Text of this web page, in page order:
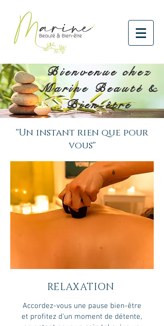
Bienvenue chez
Marine Beauté &
Bien-être
''Un instant rien que pour
vous''
RELAXATION
Accordez-vous une pause bien-être
et profitez d'un moment de détente,